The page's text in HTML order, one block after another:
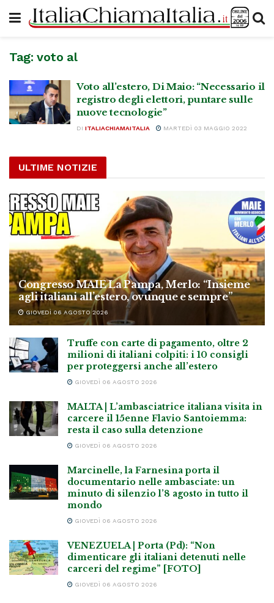
Tag: voto al
Voto all’estero, Di Maio: “Necessario il
registro degli elettori, puntare sulle
nuove tecnologie”
DI ITALIACHIAMAITALIA MARTEDÌ 03 MAGGIO 2022
ULTIME NOTIZIE
Congresso MAIE La Pampa, Merlo: “Insieme
agli italiani all’estero, ovunque e sempre”
GIOVEDÌ 06 AGOSTO 2026
Truffe con carte di pagamento, oltre 2
milioni di italiani colpiti: i 10 consigli
per proteggersi anche all’estero
GIOVEDÌ 06 AGOSTO 2026
MALTA | L’ambasciatrice italiana visita in
carcere il 15enne Flavio Santoiemma:
resta il caso sulla detenzione
GIOVEDÌ 06 AGOSTO 2026
Marcinelle, la Farnesina porta il
documentario nelle ambasciate: un
minuto di silenzio l’8 agosto in tutto il
mondo
GIOVEDÌ 06 AGOSTO 2026
VENEZUELA | Porta (Pd): “Non
dimenticare gli italiani detenuti nelle
carceri del regime” [FOTO]
GIOVEDÌ 06 AGOSTO 2026